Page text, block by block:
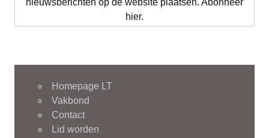
nieuwsberichten op de website plaatsen. Abonneer
hier.
Homepage LT
Vakbond
Contact
Lid worden